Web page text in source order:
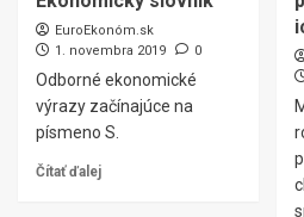
EuroEkonóm.sk
1. novembra 2019
0
Odborné ekonomické
výrazy začínajúce na
písmeno S.
Čítať ďalej